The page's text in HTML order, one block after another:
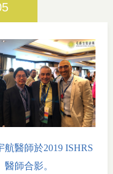
醫師於2019 ISHRS
師合影。